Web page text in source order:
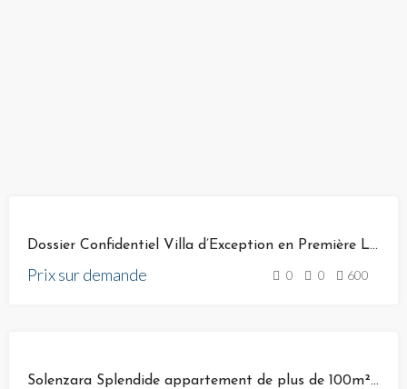
Dossier Confidentiel Villa d’Exception en Première Ligne
Prix sur demande 0 0 600
Solenzara Splendide appartement de plus de 100m² Vue mer panoramique exceptionnelle